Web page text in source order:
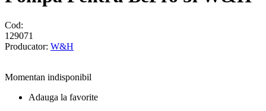
Cod:
129071
Producator: W&H
Momentan indisponibil
Adauga la favorite